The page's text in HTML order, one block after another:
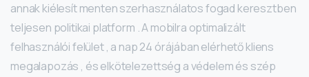
annak kiélesít menten szerhasználatos fogad keresztben
teljesen politikai platform . A mobilra optimalizált
felhasználói felület , a nap 24 órájában elérhető kliens
megalapozás , és elkötelezettség a védelem és szép